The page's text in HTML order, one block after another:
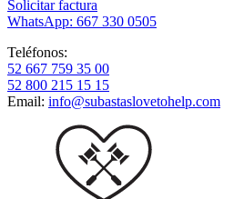
Solicitar factura
WhatsApp: 667 330 0505
Teléfonos:
52 667 759 35 00
52 800 215 15 15
Email: info@subastaslovetohelp.com